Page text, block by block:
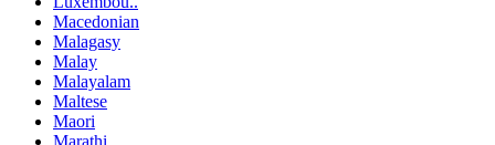
Macedonian
Malagasy
Malay
Malayalam
Maltese
Maori
Marathi